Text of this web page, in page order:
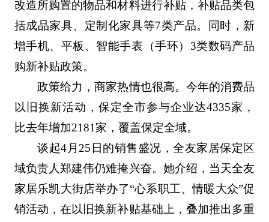
改造所购置的物品和材料进行补贴，补贴品类包
括成品家具、定制化家具等7类产品。同时，新
增手机、平板、智能手表（手环）3类数码产品
购新补贴政策。
政策给力，商家热情也很高。今年的消费品
以旧换新活动，保定全市参与企业达4335家，
比去年增加2181家，覆盖保定全域。
谈起4月25日的销售盛况，全友家居保定区
域负责人郑建伟仍难掩兴奋。她介绍，当天全友
家居乐凯大街店举办了“心系职工、情暖大众”促
销活动，在以旧换新补贴基础上，叠加推出多重